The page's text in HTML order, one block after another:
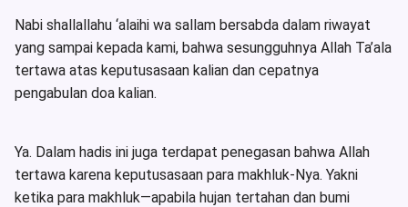
Nabi shallallahu ‘alaihi wa sallam bersabda dalam riwayat
yang sampai kepada kami, bahwa sesungguhnya Allah Ta’ala
tertawa atas keputusasaan kalian dan cepatnya
pengabulan doa kalian.
Ya. Dalam hadis ini juga terdapat penegasan bahwa Allah
tertawa karena keputusasaan para makhluk-Nya. Yakni
ketika para makhluk—apabila hujan tertahan dan bumi